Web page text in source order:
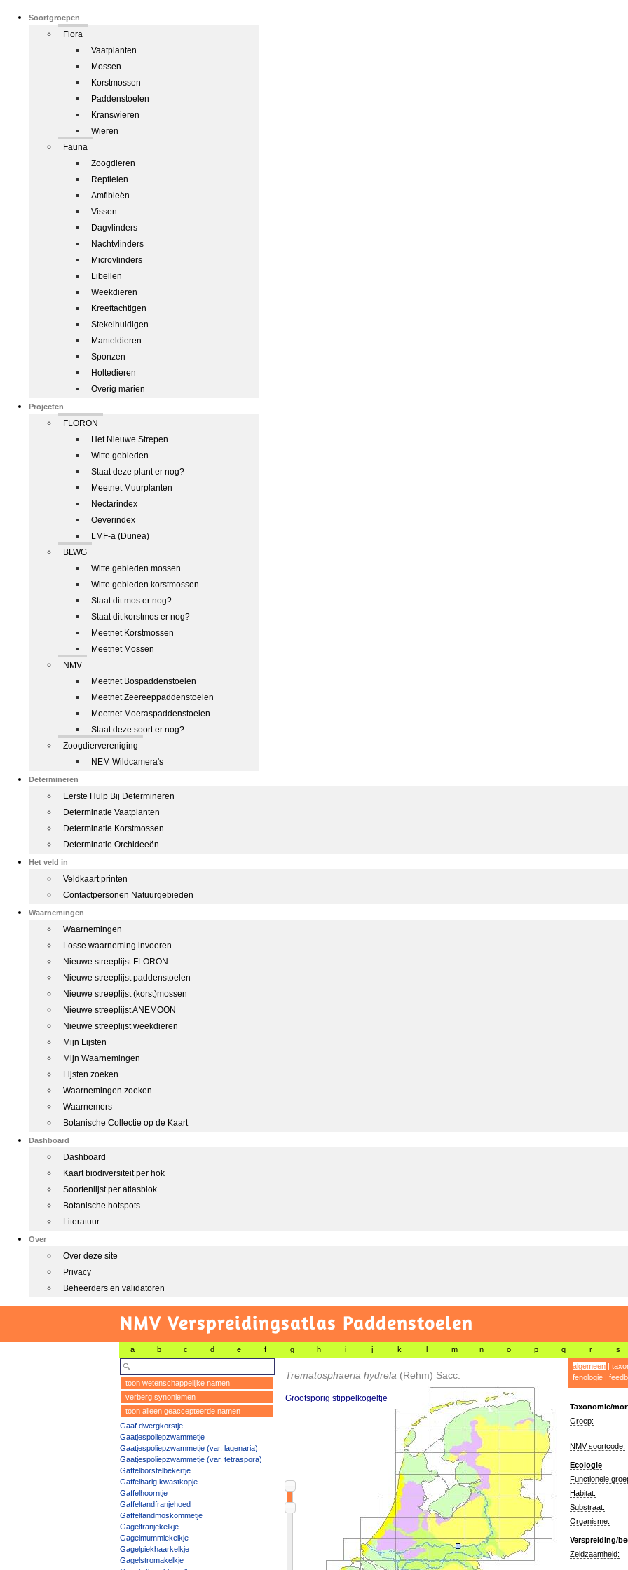
Soortgroepen
Flora
Vaatplanten
Mossen
Korstmossen
Paddenstoelen
Kranswieren
Wieren
Fauna
Zoogdieren
Reptielen
Amfibieën
Vissen
Dagvlinders
Nachtvlinders
Microvlinders
Libellen
Weekdieren
Kreeftachtigen
Stekelhuidigen
Manteldieren
Sponzen
Holtedieren
Overig marien
Projecten
FLORON
Het Nieuwe Strepen
Witte gebieden
Staat deze plant er nog?
Meetnet Muurplanten
Nectarindex
Oeverindex
LMF-a (Dunea)
BLWG
Witte gebieden mossen
Witte gebieden korstmossen
Staat dit mos er nog?
Staat dit korstmos er nog?
Meetnet Korstmossen
Meetnet Mossen
NMV
Meetnet Bospaddenstoelen
Meetnet Zeereeppaddenstoelen
Meetnet Moeraspaddenstoelen
Staat deze soort er nog?
Zoogdiervereniging
NEM Wildcamera's
Determineren
Eerste Hulp Bij Determineren
Determinatie Vaatplanten
Determinatie Korstmossen
Determinatie Orchideeën
Het veld in
Veldkaart printen
Contactpersonen Natuurgebieden
Waarnemingen
Waarnemingen
Losse waarneming invoeren
Nieuwe streeplijst FLORON
Nieuwe streeplijst paddenstoelen
Nieuwe streeplijst (korst)mossen
Nieuwe streeplijst ANEMOON
Nieuwe streeplijst weekdieren
Mijn Lijsten
Mijn Waarnemingen
Lijsten zoeken
Waarnemingen zoeken
Waarnemers
Botanische Collectie op de Kaart
Dashboard
Dashboard
Kaart biodiversiteit per hok
Soortenlijst per atlasblok
Botanische hotspots
Literatuur
Over
Over deze site
Privacy
Beheerders en validatoren
NMV Verspreidingsatlas Paddenstoelen
a b c d e f g h i j k l m n o p q r s
toon wetenschappelijke namen
verberg synoniemen
toon alleen geaccepteerde namen
Gaaf dwergkorstje
Gaatjespoliepzwammetje
Gaatjespoliepzwammetje (var. lagenaria)
Gaatjespoliepzwammetje (var. tetraspora)
Gaffelborstelbekertje
Gaffelharig kwastkopje
Gaffelhoorntje
Gaffeltandfranjehoed
Gaffeltandmoskommetje
Gagelfranjekelkje
Gagelmummiekelkje
Gagelpiekhaarkelkje
Gagelstromakelkje
Trematosphaeria hydrela (Rehm) Sacc.
Grootsporig stippelkogeltje
algemeen|
fenologie|
Taxonomie/
Groep:
NMV soortcode:
Ecologie
Functionele
Habitat:
Substraat:
Organisme:
Verspreiding/
Zeldzaamheid: